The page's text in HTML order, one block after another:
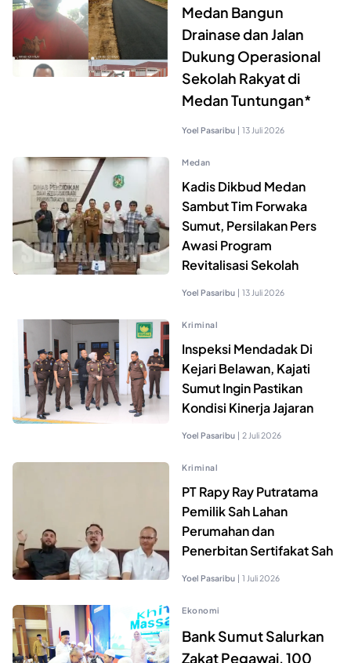
Medan Bangun
Drainase dan Jalan
Dukung Operasional
Sekolah Rakyat di
Medan Tuntungan*
Yoel Pasaribu | 13 Juli 2026
Medan
Kadis Dikbud Medan
Sambut Tim Forwaka
Sumut, Persilakan Pers
Awasi Program
Revitalisasi Sekolah
Yoel Pasaribu | 13 Juli 2026
Kriminal
Inspeksi Mendadak Di
Kejari Belawan, Kajati
Sumut Ingin Pastikan
Kondisi Kinerja Jajaran
Yoel Pasaribu | 2 Juli 2026
Kriminal
PT Rapy Ray Putratama
Pemilik Sah Lahan
Perumahan dan
Penerbitan Sertifakat Sah
Yoel Pasaribu | 1 Juli 2026
Ekonomi
Bank Sumut Salurkan
Zakat Pegawai, 100